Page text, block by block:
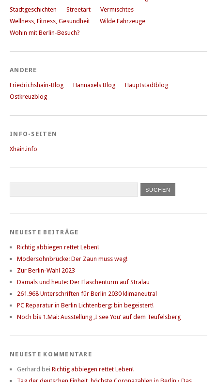
Stadtgeschichten
Streetart
Vermischtes
Wellness, Fitness, Gesundheit
Wilde Fahrzeuge
Wohin mit Berlin-Besuch?
ANDERE
Friedrichshain-Blog Hannaxels Blog
Hauptstadtblog
Ostkreuzblog
INFO-SEITEN
Xhain.info
NEUESTE BEITRÄGE
Richtig abbiegen rettet Leben!
Modersohnbrücke: Der Zaun muss weg!
Zur Berlin-Wahl 2023
Damals und heute: Der Flaschenturm auf Stralau
261.968 Unterschriften für Berlin 2030 klimaneutral
PC Reparatur in Berlin Lichtenberg: bin begeistert!
Noch bis 1.Mai: Ausstellung ‚I see You‘ auf dem Teufelsberg
NEUESTE KOMMENTARE
Gerhard bei Richtig abbiegen rettet Leben!